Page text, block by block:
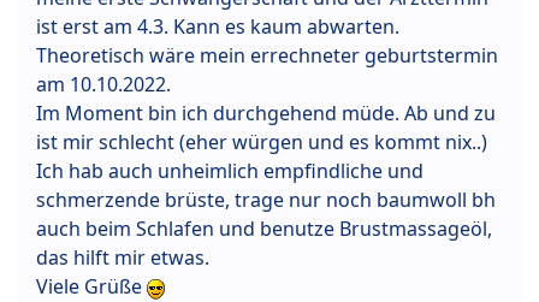
ist erst am 4.3. Kann es kaum abwarten.
Theoretisch wäre mein errechneter geburtstermin
am 10.10.2022.
Im Moment bin ich durchgehend müde. Ab und zu
ist mir schlecht (eher würgen und es kommt nix..)
Ich hab auch unheimlich empfindliche und
schmerzende brüste, trage nur noch baumwoll bh
auch beim Schlafen und benutze Brustmassageöl,
das hilft mir etwas.
Viele Grüße